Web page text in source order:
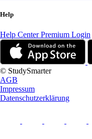
Help
Help CenterPremium Login
© StudySmarter
AGB
Impressum
Datenschutzerklärung